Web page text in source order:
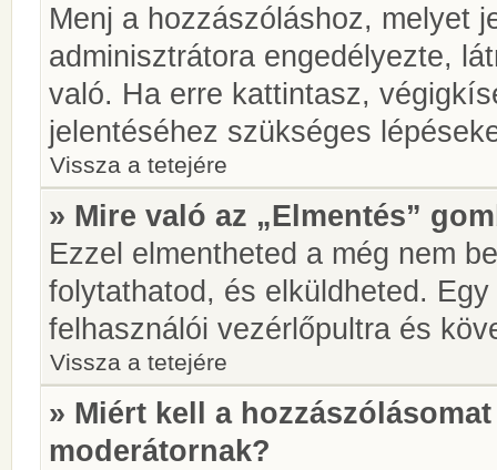
Menj a hozzászóláshoz, melyet
adminisztrátora engedélyezte,
való. Ha erre kattintasz,
jelentéséhez szükséges
Vissza a tetejére
» Mire való az „Elmentés”
Ezzel elmentheted a még nem
folytathatod, és elküldheted.
felhasználói vezérlőpultra és
Vissza a tetejére
» Miért kell a
moderátornak?